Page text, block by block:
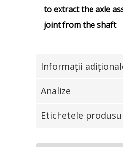
to extract the axle
joint from the shaft
Informaţii
Analize
Etichetele